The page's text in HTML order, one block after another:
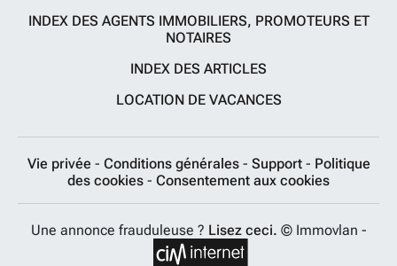
INDEX DES AGENTS IMMOBILIERS, PROMOTEURS ET
NOTAIRES
INDEX DES ARTICLES
LOCATION DE VACANCES
Vie privée - Conditions générales - Support - Politique
des cookies - Consentement aux cookies
Une annonce frauduleuse ? Lisez ceci. © Immovlan -